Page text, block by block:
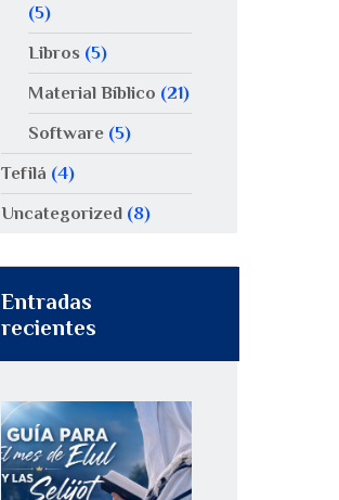
(5)
Libros (5)
Material Bíblico (21)
Software(5)
Tefilá (4)
Uncategorized (8)
Entradas
recientes